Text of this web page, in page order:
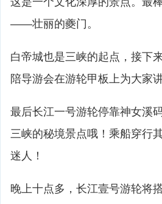
——壮丽的夔门。
白帝城也是三峡的起点，接下
陪导游会在游轮甲板上为大家
最后长江一号游轮停靠神女溪
三峡的秘境景点哦！乘船穿行
迷人！
晚上十点多，长江壹号游轮将